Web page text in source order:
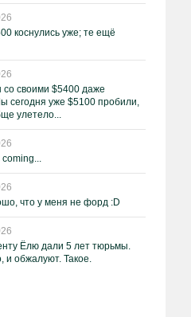
коснулись уже; те ещё
со своими $5400 даже
сегодня уже $5100 пробили,
улетело...
coming...
что у меня не форд :D
Ёлю дали 5 лет тюрьмы.
и обжалуют. Такое.